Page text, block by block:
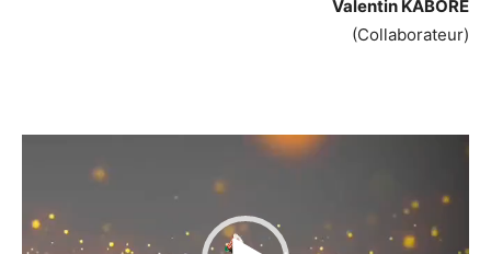
Valentin KABORE
(Collaborateur)
Lecteur